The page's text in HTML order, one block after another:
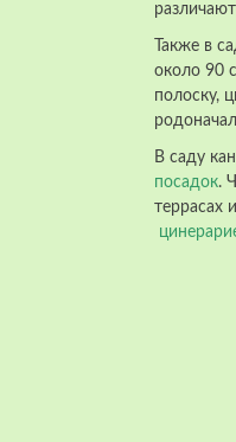
Также в
около 90
полоску,
В саду
посадок.
террасах